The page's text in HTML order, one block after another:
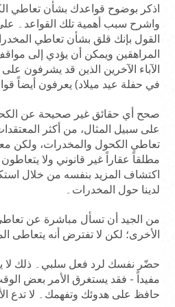
اذكر بوضوح قواعدك بشأن تعاطي
واشرح سبب أهمية تلك القواعد۔
القول بإنك قلق بشأن تعاطي
المراهقين ويمكن أن يؤدي إلى
الآباء الآخرين الذين قد يشرفون
في حفلة عيد ميلاد) يعرفون أيضاً
صحح أي حقائق غير صحيحة عن
على سبيل المثال، من أكثر
تعاطي الكحول والمخدرات، ولكن
مطلقاً عقاراً غير قانوني ولا
اكتشاف المزيد بنفسه من خلال
لدينا حول المخدرات۔
من الجيد أن تسأل مباشرة عن
الأخرى؛ لكن لا تفترض أنه يتعاطى
حضّر نفسك لرد فعل سلبي۔ ذلك لا
مفيداً - فقد يستغرق الأمر بعض
حافظ على هدوئك وتفهمك۔ لا تدع